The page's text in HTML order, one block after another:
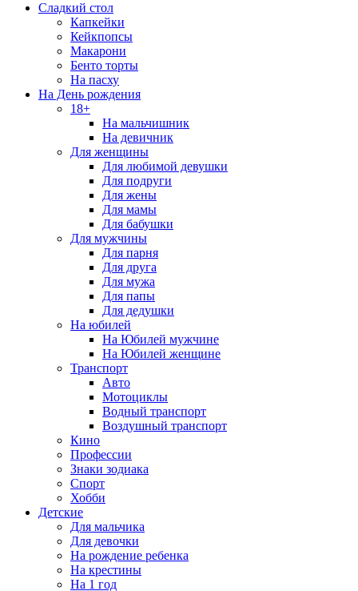
Сладкий стол
Капкейки
Кейкпопсы
Макарони
Бенто торты
На пасху
На День рождения
18+
На мальчишник
На девичник
Для женщины
Для любимой девушки
Для подруги
Для жены
Для мамы
Для бабушки
Для мужчины
Для парня
Для друга
Для мужа
Для папы
Для дедушки
На юбилей
На Юбилей мужчине
На Юбилей женщине
Транспорт
Авто
Мотоциклы
Водный транспорт
Воздушный транспорт
Кино
Профессии
Знаки зодиака
Спорт
Хобби
Детские
Для мальчика
Для девочки
На рождение ребенка
На крестины
На 1 год